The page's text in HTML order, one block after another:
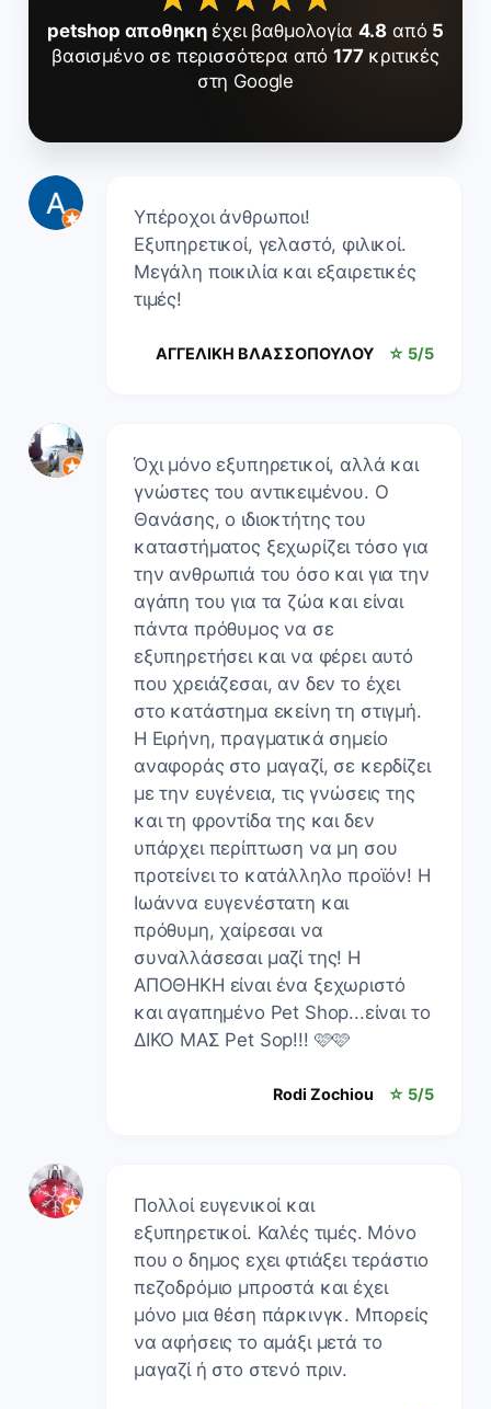
petshop αποθηκηέχει βαθμολογία 4.8 από 5
βασισμένο σε περισσότερα από177κριτικές
στη Google
Υπέροχοι άνθρωποι!
Εξυπηρετικοί, γελαστό, φιλικοί.
Μεγάλη ποικιλία και εξαιρετικές
τιμές!
ΑΓΓΕΛΙΚΗ ΒΛΑΣΣΟΠΟΥΛΟΥ ☆ 5/5
Όχι μόνο εξυπηρετικοί, αλλά και
γνώστες του αντικειμένου. Ο
Θανάσης, ο ιδιοκτήτης του
καταστήματος ξεχωρίζει τόσο για
την ανθρωπιά του όσο και για την
αγάπη του για τα ζώα και είναι
πάντα πρόθυμος να σε
εξυπηρετήσει και να φέρει αυτό
που χρειάζεσαι, αν δεν το έχει
στο κατάστημα εκείνη τη στιγμή.
Η Ειρήνη, πραγματικά σημείο
αναφοράς στο μαγαζί, σε κερδίζει
με την ευγένεια, τις γνώσεις της
και τη φροντίδα της και δεν
υπάρχει περίπτωση να μη σου
προτείνει το κατάλληλο προϊόν! Η
Ιωάννα ευγενέστατη και
πρόθυμη, χαίρεσαι να
συναλλάσεσαι μαζί της! Η
ΑΠΟΘΗΚΗ είναι ένα ξεχωριστό
και αγαπημένο Pet Shop...είναι το
ΔΙΚΟ ΜΑΣ Pet Sop!!! 🩷🩷
Rodi Zochiou ☆ 5/5
Πολλοί ευγενικοί και
εξυπηρετικοί. Καλές τιμές. Μόνο
που ο δημος εχει φτιάξει τεράστιο
πεζοδρόμιο μπροστά και έχει
μόνο μια θέση πάρκινγκ. Μπορείς
να αφήσεις το αμάξι μετά το
μαγαζί ή στο στενό πριν.